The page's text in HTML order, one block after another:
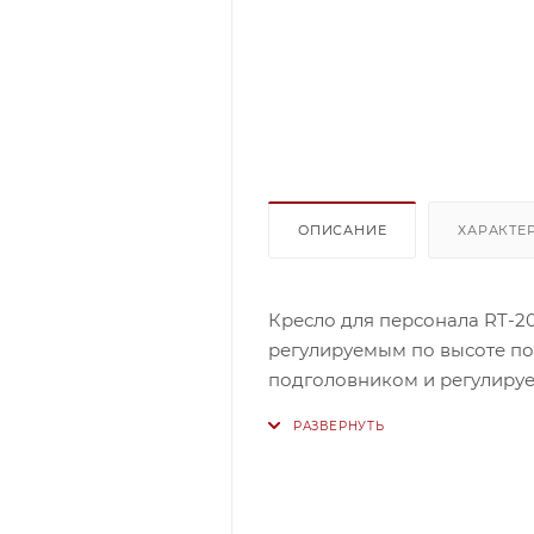
ОПИСАНИЕ
Кресло для персонала RT-
регулируемым по высоте
подголовником и